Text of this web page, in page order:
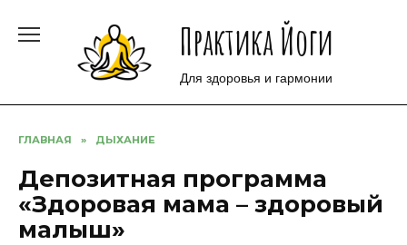
содержанию
Практика Йоги
Для здоровья и гармонии
ГЛАВНАЯ » ДЫХАНИЕ
Депозитная программа
«Здоровая мама – здоровый
малыш»